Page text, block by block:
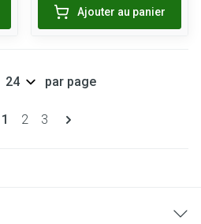
Ajouter au panier
Pages
Vous lisez actuellement la page
1 Page
2 Page
3
par page